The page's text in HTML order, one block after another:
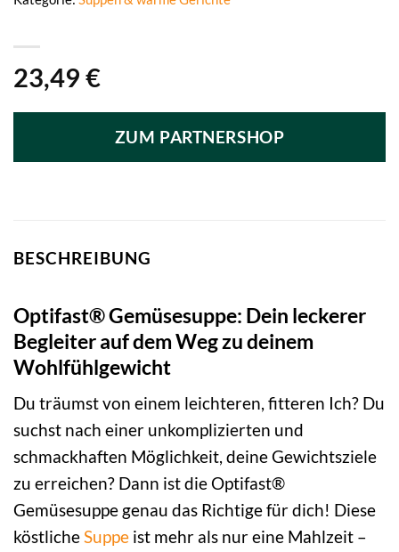
23,49 €
ZUM PARTNERSHOP
BESCHREIBUNG
Optifast® Gemüsesuppe: Dein leckerer
Begleiter auf dem Weg zu deinem
Wohlfühlgewicht
Du träumst von einem leichteren, fitteren Ich? Du
suchst nach einer unkomplizierten und
schmackhaften Möglichkeit, deine Gewichtsziele
zu erreichen? Dann ist die Optifast®
Gemüsesuppe genau das Richtige für dich! Diese
köstlicheSuppe ist mehr als nur eine Mahlzeit –